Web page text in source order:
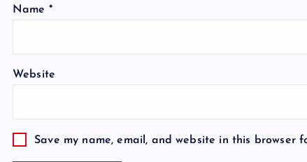
Name *
Website
Save my name, email, and website in this browser